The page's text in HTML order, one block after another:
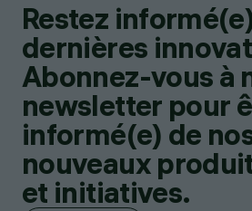
Restez
dernières
Abonnez-vous à
newsletter pour
informé(e) de
nouveaux
et initiatives.